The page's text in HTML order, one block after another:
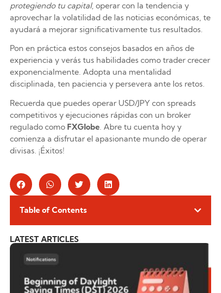
protegiendo tu capital, operar con la tendencia y
aprovechar la volatilidad de las noticias económicas, te
ayudará a mejorar significativamente tus resultados.
Pon en práctica estos consejos basados en años de
experiencia y verás tus habilidades como trader crecer
exponencialmente. Adopta una mentalidad
disciplinada, ten paciencia y persevera ante los retos.
Recuerda que puedes operar USD/JPY con spreads
competitivos y ejecuciones rápidas con un broker
regulado como FXGlobe . Abre tu cuenta hoy y
comienza a disfrutar el apasionante mundo de operar
divisas. ¡Éxitos!
Table of Contents
LATEST ARTICLES